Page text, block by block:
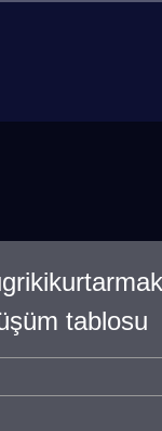
tablosu